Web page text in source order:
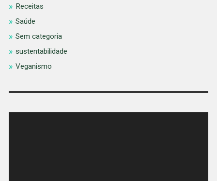
Receitas
Saúde
Sem categoria
sustentabilidade
Veganismo